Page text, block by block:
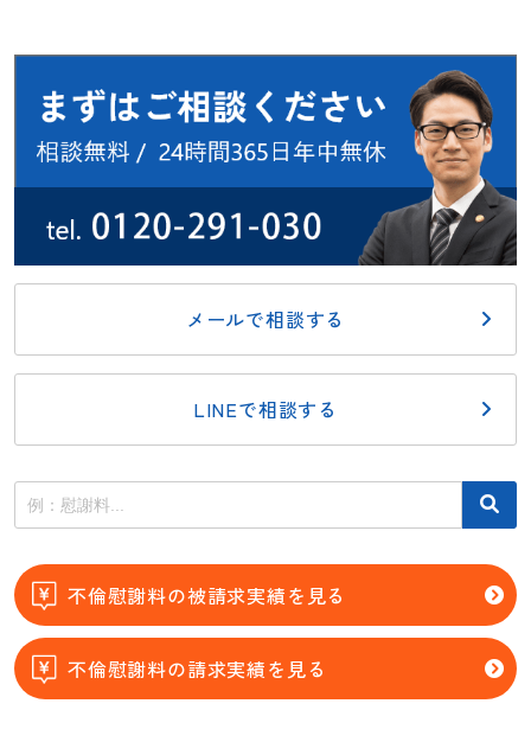
メールで相談する
LINEで相談する
不倫慰謝料の被請求実績を見る
不倫慰謝料の請求実績を見る